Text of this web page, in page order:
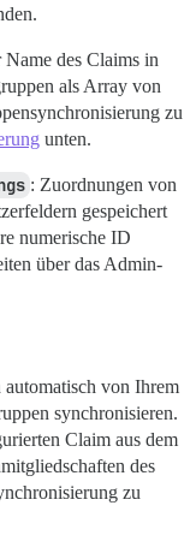
Name des Claims in
als Array von
zu
unten.
: Zuordnungen von
gespeichert
numerische ID
über das Admin-
von Ihrem
synchronisieren.
Claim aus dem
des
zu